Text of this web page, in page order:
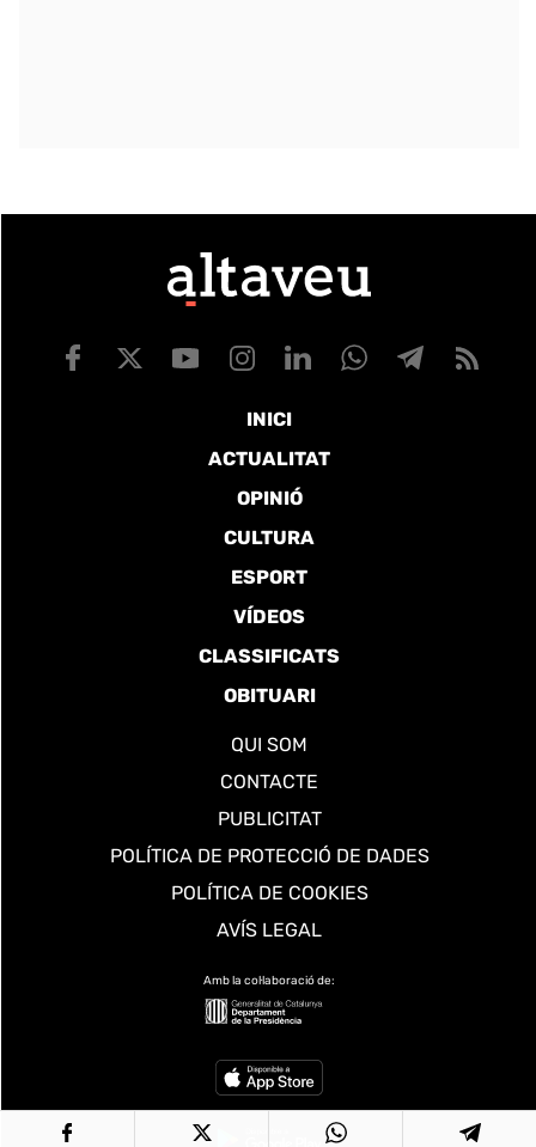
INICI
ACTUALITAT
OPINIÓ
CULTURA
ESPORT
VÍDEOS
CLASSIFICATS
OBITUARI
QUI SOM
CONTACTE
PUBLICITAT
POLÍTICA DE PROTECCIÓ DE DADES
POLÍTICA DE COOKIES
AVÍS LEGAL
Amb la col·laboració de: